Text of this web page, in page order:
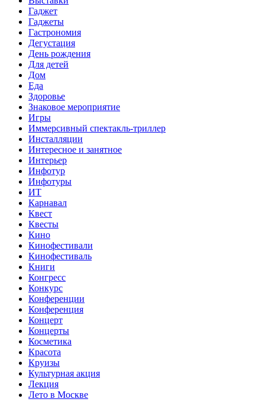
Гаджет
Гаджеты
Гастрономия
Дегустация
День рождения
Для детей
Дом
Еда
Здоровье
Знаковое мероприятие
Игры
Иммерсивный спектакль-триллер
Инсталляции
Интересное и занятное
Интерьер
Инфотур
Инфотуры
ИТ
Карнавал
Квест
Квесты
Кино
Кинофестивали
Кинофестиваль
Книги
Конгресс
Конкурс
Конференции
Конференция
Концерт
Концерты
Косметика
Красота
Круизы
Культурная акция
Лекция
Лето в Москве